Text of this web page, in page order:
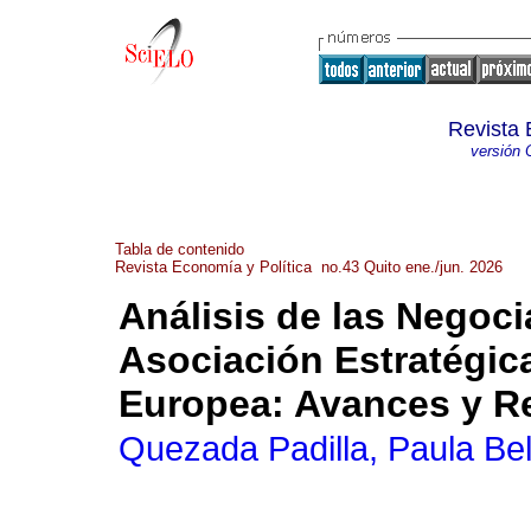
Revista
versión
Tabla de contenido
Revista Economía y Política no.43 Quito ene./jun. 2026
Análisis de las
Asociación
Europea: Avances y
Quezada Padilla, Paula